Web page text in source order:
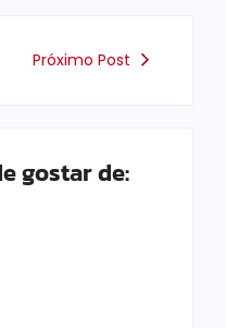
Próximo Post
gostar de: